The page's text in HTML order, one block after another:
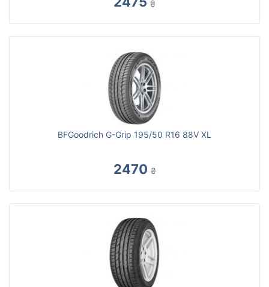
₴
BFGoodrich G-Grip 195/50 R16 88V XL
2470 ₴